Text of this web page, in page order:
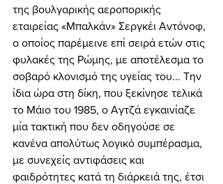
της βουλγαρικής αεροπορικής
εταιρείας «Μπαλκάν» Σεργκέι Αντόνοφ,
ο οποίος παρέμεινε επί σειρά ετών στις
φυλακές της Ρώμης, με αποτέλεσμα το
σοβαρό κλονισμό της υγείας του... Την
ίδια ώρα στη δίκη, που ξεκίνησε τελικά
το Μάιο του 1985, ο Αγτζά εγκαινίαζε
μία τακτική που δεν οδηγούσε σε
κανένα απολύτως λογικό συμπέρασμα,
με συνεχείς αντιφάσεις και
φαιδρότητες κατά τη διάρκειά της, έτσι